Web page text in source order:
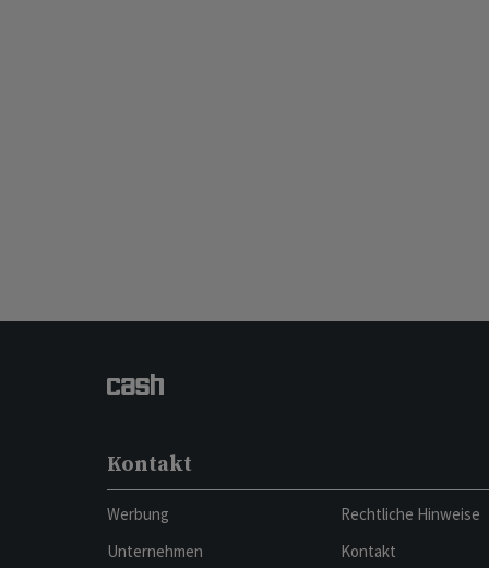
Kontakt
Werbung
Unternehmen
Rechtliche Hinweise
Kontakt